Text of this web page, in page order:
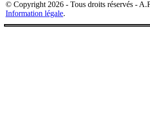
© Copyright 2026 - Tous droits réservés -
Information légale.